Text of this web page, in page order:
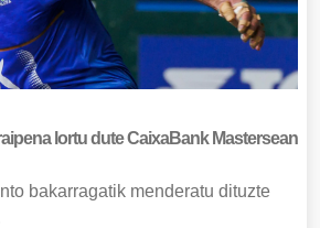
lortu dute CaixaBank Mastersean
bakarragatik menderatu dituzte